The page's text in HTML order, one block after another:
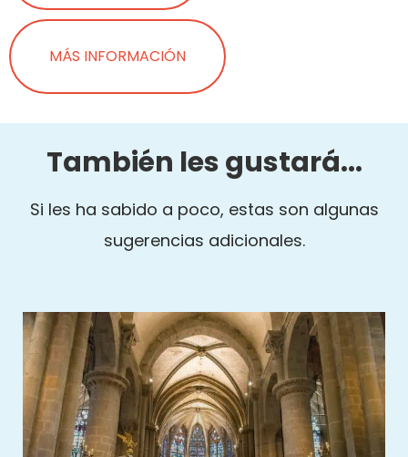
MÁS INFORMACIÓN
También les gustará...
Si les ha sabido a poco, estas son algunas
sugerencias adicionales.